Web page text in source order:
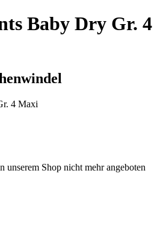
Baby Dry Gr. 4
4 Maxi
unserem Shop nicht mehr angeboten